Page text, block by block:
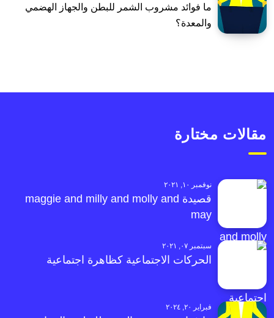
ما فوائد مشروب الشمر للبطن والجهاز الهضمي
والمعدة؟
مقالات مختارة
نوفمبر ١٠, ٢٠٢١
قصيدة maggie and milly and molly and
may
سبتمبر ٠٧, ٢٠٢١
الحركات الاجتماعية كظاهرة اجتماعية
فبراير ٢٠, ٢٠٢٤